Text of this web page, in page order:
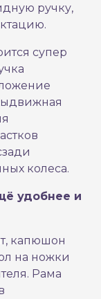
ручку,
супер
колеса.
удобнее и
капюшон
на ножки
Рама